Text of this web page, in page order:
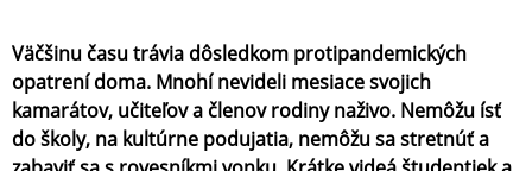
Väčšinu času trávia dôsledkom protipandemických
opatrení doma. Mnohí nevideli mesiace svojich
kamarátov, učiteľov a členov rodiny naživo. Nemôžu ísť
do školy, na kultúrne podujatia, nemôžu sa stretnúť a